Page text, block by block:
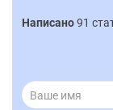
Написано91